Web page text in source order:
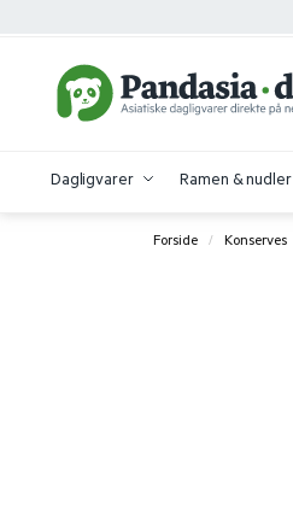
Dagligvarer Ramen & nudler
Forside / Konserves